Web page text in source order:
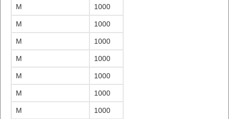
M 1000
M 1000
M 1000
M 1000
M 1000
M 1000
M 1000